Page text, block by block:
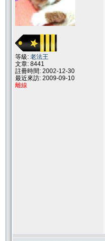
等級: 老法王
文章: 8441
註冊時間: 2002-12-30
最近來訪: 2009-09-10
離線